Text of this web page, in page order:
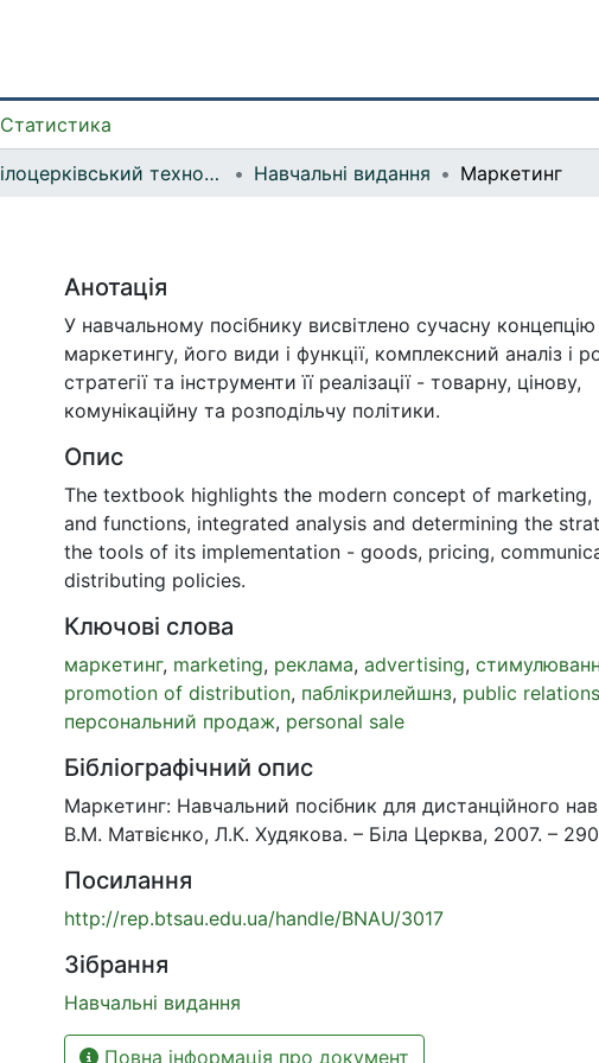
Статистика
Білоцерківський технолого-економічний коледж Навчальні видання Маркетинг
Анотація
У навчальному посібнику висвітлено сучасну концепцію
маркетингу, його види і функції, комплексний аналіз і
стратегії та інструменти її реалізації - товарну, цінову,
комунікаційну та розподільчу політики.
Опис
The textbook highlights the modern concept of marketing,
and functions, integrated analysis and determining the
the tools of its implementation - goods, pricing,
distributing policies.
Ключові слова
маркетинг, marketing, реклама, advertising,
promotion of distribution, паблікрилейшнз, public relations
персональний продаж, personal sale
Бібліографічний опис
Маркетинг: Навчальний посібник для дистанційного
В.М. Матвієнко, Л.К. Худякова. – Біла Церква, 2007. –
Посилання
http://rep.btsau.edu.ua/handle/BNAU/3017
Зібрання
Навчальні видання
Повна інформація про документ